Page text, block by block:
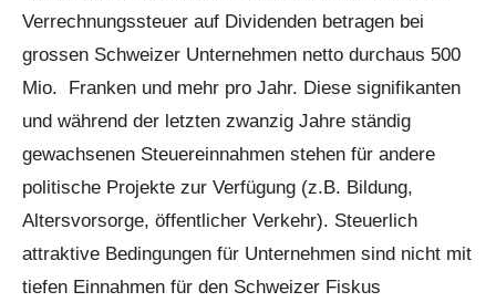
Verrechnungssteuer auf Dividenden betragen bei
grossen Schweizer Unternehmen netto durchaus 500
Mio. Franken und mehr pro Jahr. Diese signifikanten
und während der letzten zwanzig Jahre ständig
gewachsenen Steuereinnahmen stehen für andere
politische Projekte zur Verfügung (z.B. Bildung,
Altersvorsorge, öffentlicher Verkehr). Steuerlich
attraktive Bedingungen für Unternehmen sind nicht mit
tiefen Einnahmen für den Schweizer Fiskus